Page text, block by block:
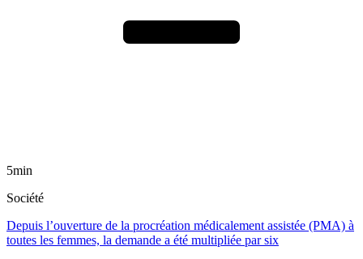
5min
Société
Depuis l’ouverture de la procréation médicalement assistée (PMA) à
toutes les femmes, la demande a été multipliée par six